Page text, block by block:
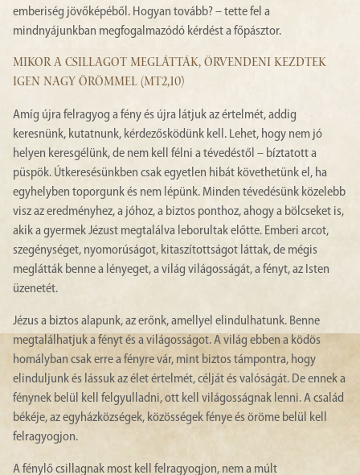
emberiség jövőképéből. Hogyan tovább? – tette fel a
mindnyájunkban megfogalmazódó kérdést a főpásztor.
MIKOR A CSILLAGOT MEGLÁTTÁK, ÖRVENDENI KEZDTEK
IGEN NAGY ÖRÖMMEL (MT2,10)
Amíg újra felragyog a fény és újra látjuk az értelmét, addig
keresnünk, kutatnunk, kérdezősködünk kell. Lehet, hogy nem jó
helyen keresgélünk, de nem kell félni a tévedéstől – bíztatott a
püspök. Útkeresésünkben csak egyetlen hibát követhetünk el, ha
egyhelyben toporgunk és nem lépünk. Minden tévedésünk közelebb
visz az eredményhez, a jóhoz, a biztos ponthoz, ahogy a bölcseket is,
akik a gyermek Jézust megtalálva leborultak előtte. Emberi arcot,
szegénységet, nyomorúságot, kitaszítottságot láttak, de mégis
meglátták benne a lényeget, a világ világosságát, a fényt, az Isten
üzenetét.
Jézus a biztos alapunk, az erőnk, amellyel elindulhatunk. Benne
megtalálhatjuk a fényt és a világosságot. A világ ebben a ködös
homályban csak erre a fényre vár, mint biztos támpontra, hogy
elinduljunk és lássuk az élet értelmét, célját és valóságát. De ennek a
fénynek belül kell felgyulladni, ott kell világosságnak lenni. A család
békéje, az egyházközségek, közösségek fénye és öröme belül kell
felragyogjon.
A fénylő csillagnak most kell felragyogjon, nem a múlt